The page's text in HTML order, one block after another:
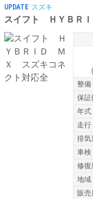
UPDATE スズキ
スイフト ＨＹＢＲ
整備
保証
年式
走行
排気
車検
修復
地域
販売